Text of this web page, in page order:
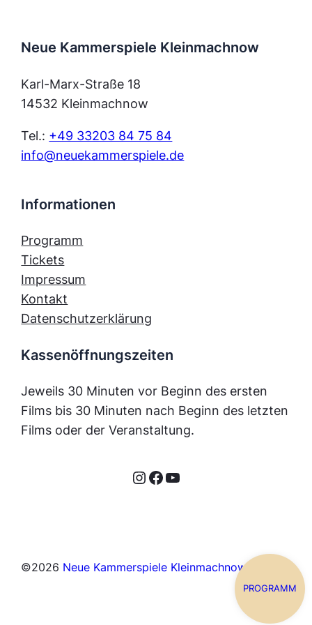
PROGRAMM
Neue Kammerspiele Kleinmachnow
Karl-Marx-Straße 18
14532 Kleinmachnow
Tel.: +49 33203 84 75 84
info@neuekammerspiele.de
Informationen
Programm
Tickets
Impressum
Kontakt
Datenschutzerklärung
Kassenöffnungszeiten
Jeweils 30 Minuten vor Beginn des ersten
Films bis 30 Minuten nach Beginn des letzten
Films oder der Veranstaltung.
Instagram Facebook YouTube
©2026 Neue Kammerspiele Kleinmachnow